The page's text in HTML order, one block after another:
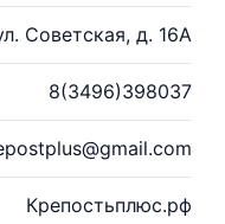
Советская, д. 16А
8(3496)398037
Крепостьплюс.рф